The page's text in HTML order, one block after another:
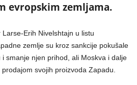
evropskim zemljama.
Erih Nivelshtajn u listu
zemlje su kroz sankcije pokušale
smanje njen prihod, ali Moskva i dalje
svojih proizvoda Zapadu.